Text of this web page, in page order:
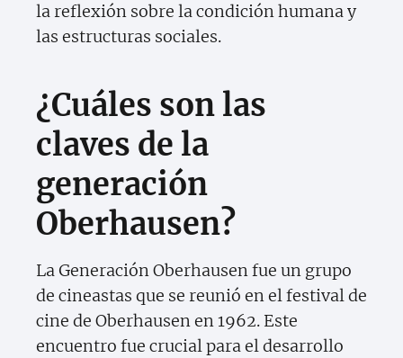
la reflexión sobre la condición humana y
las estructuras sociales.
¿Cuáles son las
claves de la
generación
Oberhausen?
La Generación Oberhausen fue un grupo
de cineastas que se reunió en el festival de
cine de Oberhausen en 1962. Este
encuentro fue crucial para el desarrollo